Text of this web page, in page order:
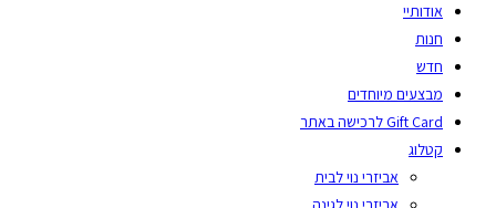
אודותיי
חנות
חדש
מבצעים מיוחדים
Gift Card לרכישה באתר
קטלוג
אביזרי נוי לבית